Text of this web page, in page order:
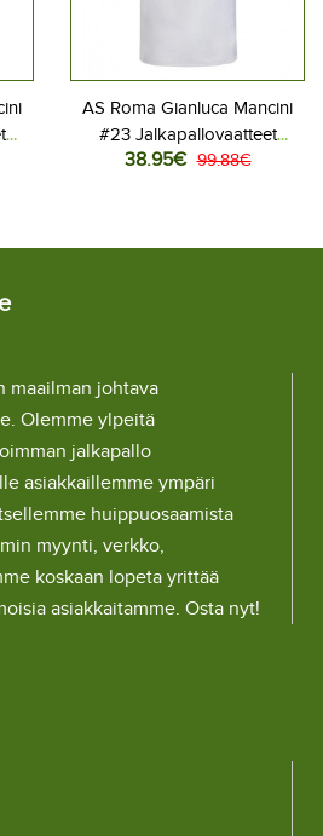
AS Roma Gianluca Mancini
#23 Jalkapallovaatteet
Kolmaspaita 2025-26
38.95€ 99.88€
maailman johtava
Olemme ylpeitä
jalkapallo
asiakkaillemme ympäri
huippuosaamista
myynti, verkko,
koskaan lopeta yrittää
asiakkaitamme. Osta nyt!